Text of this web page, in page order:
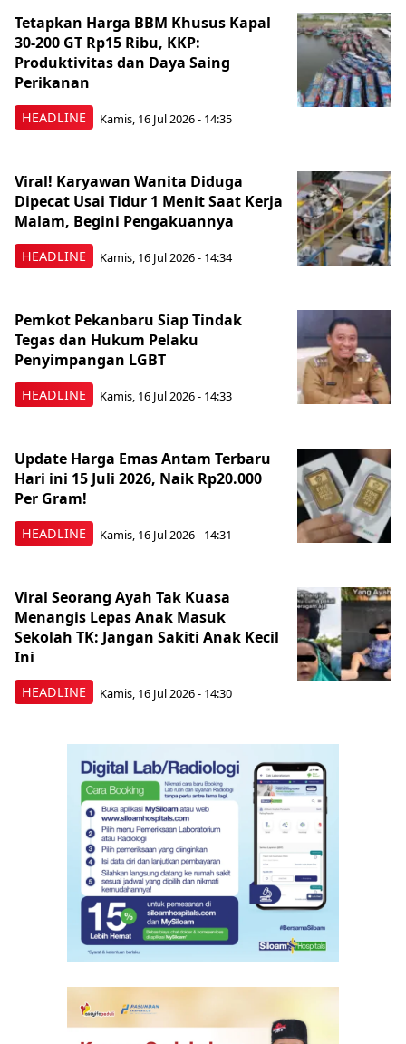
HEADLINE
Tetapkan Harga BBM Khusus Kapal
30-200 GT Rp15 Ribu, KKP:
Produktivitas dan Daya Saing
Perikanan
Kamis, 16 Jul 2026 - 14:35
HEADLINE
Viral! Karyawan Wanita Diduga
Dipecat Usai Tidur 1 Menit Saat Kerja
Malam, Begini Pengakuannya
Kamis, 16 Jul 2026 - 14:34
HEADLINE
Pemkot Pekanbaru Siap Tindak
Tegas dan Hukum Pelaku
Penyimpangan LGBT
Kamis, 16 Jul 2026 - 14:33
HEADLINE
Update Harga Emas Antam Terbaru
Hari ini 15 Juli 2026, Naik Rp20.000
Per Gram!
Kamis, 16 Jul 2026 - 14:31
HEADLINE
Viral Seorang Ayah Tak Kuasa
Menangis Lepas Anak Masuk
Sekolah TK: Jangan Sakiti Anak Kecil
Ini
Kamis, 16 Jul 2026 - 14:30